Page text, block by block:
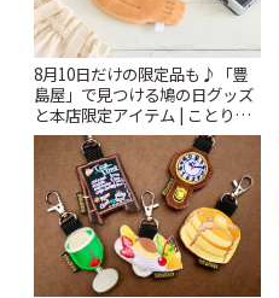
8月10日だけの限定品も♪「豊
島屋」で見つける鳩の日グッズ
と本店限定アイテム | ことりっ
ぷ